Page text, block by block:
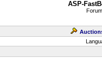
ASP-
Forum